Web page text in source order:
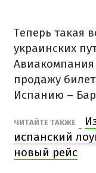
Теперь такая
украинских
Авиакомпания
продажу
Испанию –
ЧИТАЙТЕ ТАКЖЕ
испанский
новый рейс